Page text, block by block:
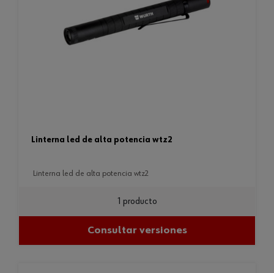
linterna led de alta potencia wtz2
linterna led de alta potencia wtz2
1 producto
Consultar versiones